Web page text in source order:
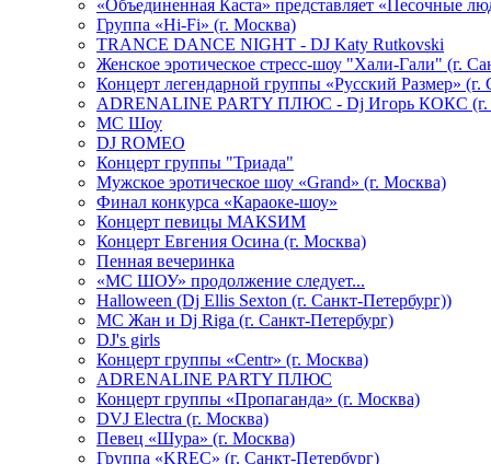
«Объединенная Каста» представляет «Песочные
Группа «Hi-Fi» (г. Москва)
TRANCE DANCE NIGHT - DJ Katy Rutkovski
Женское эротическое стресс-шоу "Хали-Гали" (г.
Концерт легендарной группы «Русский Размер» (г.
ADRENALINE PARTY ПЛЮС - Dj Игорь КОКС (г.
MC Шоу
DJ ROMEO
Концерт группы "Триада"
Мужское эротическое шоу «Grand» (г. Москва)
Финал конкурса «Караоке-шоу»
Концерт певицы МАКSИМ
Концерт Евгения Осина (г. Москва)
Пенная вечеринка
«МС ШОУ» продолжение следует...
Halloween (Dj Ellis Sexton (г. Санкт-Петербург))
МС Жан и Dj Riga (г. Санкт-Петербург)
DJ's girls
Концерт группы «Centr» (г. Москва)
ADRENALINE PARTY ПЛЮС
Концерт группы «Пропаганда» (г. Москва)
DVJ Electra (г. Москва)
Певец «Шура» (г. Москва)
Группа «KREC» (г. Санкт-Петербург)